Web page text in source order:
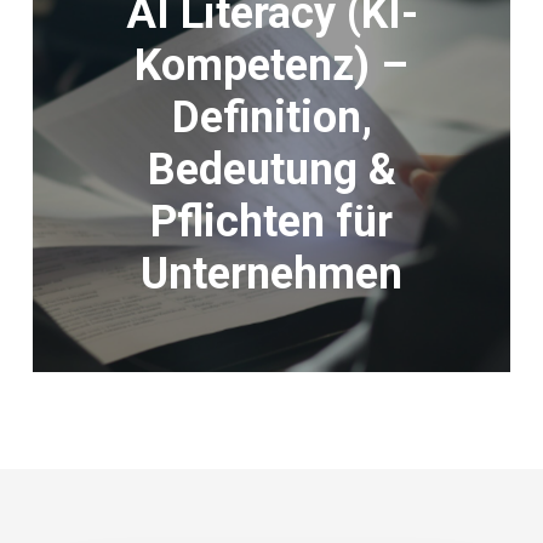
AI Literacy (KI-
Kompetenz) –
Definition,
Bedeutung &
Pflichten für
Unternehmen